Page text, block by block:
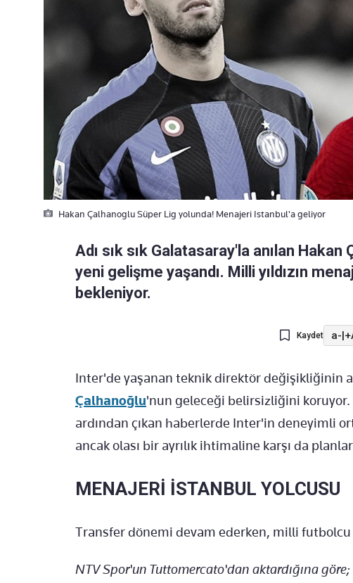
Hakan Çalhanoglu Süper Lig yolunda! Menajeri Istanbul'a geliyor
Adı sık sık Galatasaray'la anılan
yeni gelişme yaşandı. Milli yıldızın
bekleniyor.
Kaydet a-|
Inter'de yaşanan teknik direktör değişikliğinin
Çalhanoğlu'nun geleceği belirsizliğini koruyor.
ardından çıkan haberlerde Inter'in deneyimli
ancak olası bir ayrılık ihtimaline karşı da
MENAJERİ İSTANBUL YOLCUSU
Transfer dönemi devam ederken, milli
NTV Spor'un Tuttomercato'dan aktardığına göre;